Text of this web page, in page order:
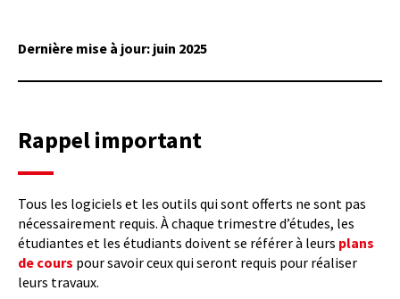
Dernière mise à jour: juin 2025
Rappel important
Tous les logiciels et les outils qui sont offerts ne sont pas
nécessairement requis. À chaque trimestre d’études, les
étudiantes et les étudiants doivent se référer à leurs plans
de cours pour savoir ceux qui seront requis pour réaliser
leurs travaux.